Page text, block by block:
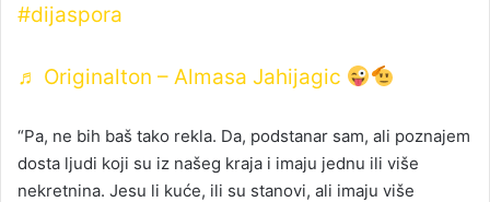
#dijaspora
♬ Originalton – Almasa Jahijagic
“Pa, ne bih baš tako rekla. Da, podstanar sam, ali poznajem
dosta ljudi koji su iz našeg kraja i imaju jednu ili više
nekretnina. Jesu li kuće, ili su stanovi, ali imaju više